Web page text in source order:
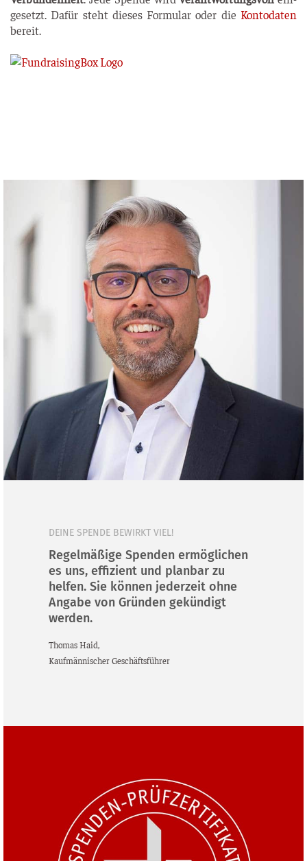
ge­setzt. Dafür steht die­ses For­mu­lar oder die Kon­to­da­ten
bereit.
DEINE SPENDE BEWIRKT VIEL!
Regelmäßige Spenden ermöglichen
es uns, effizient und planbar zu
helfen. Sie können jederzeit ohne
Angabe von Gründen gekündigt
werden.
Tho­mas Haid,
Kauf­män­ni­scher Geschäftsführer